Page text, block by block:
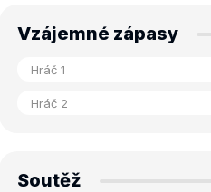
Vzájemné zápasy
Soutěž